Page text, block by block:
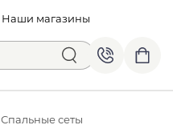
Наши магазины
Спальные сеты